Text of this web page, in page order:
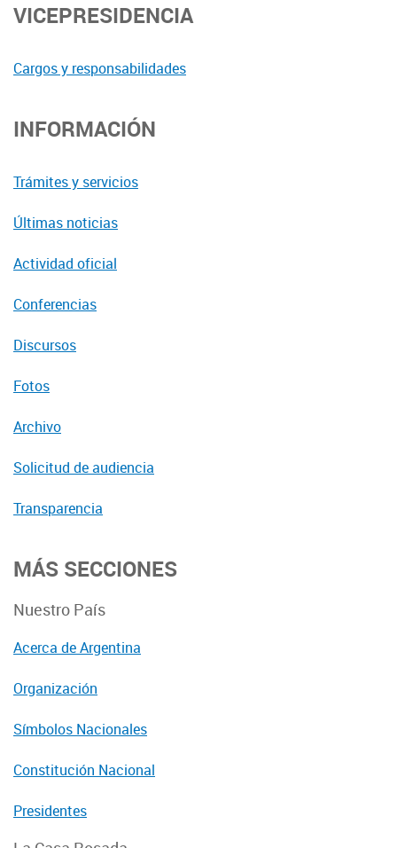
VICEPRESIDENCIA
Cargos y responsabilidades
INFORMACIÓN
Trámites y servicios
Últimas noticias
Actividad oficial
Conferencias
Discursos
Fotos
Archivo
Solicitud de audiencia
Transparencia
MÁS SECCIONES
Nuestro País
Acerca de Argentina
Organización
Símbolos Nacionales
Constitución Nacional
Presidentes